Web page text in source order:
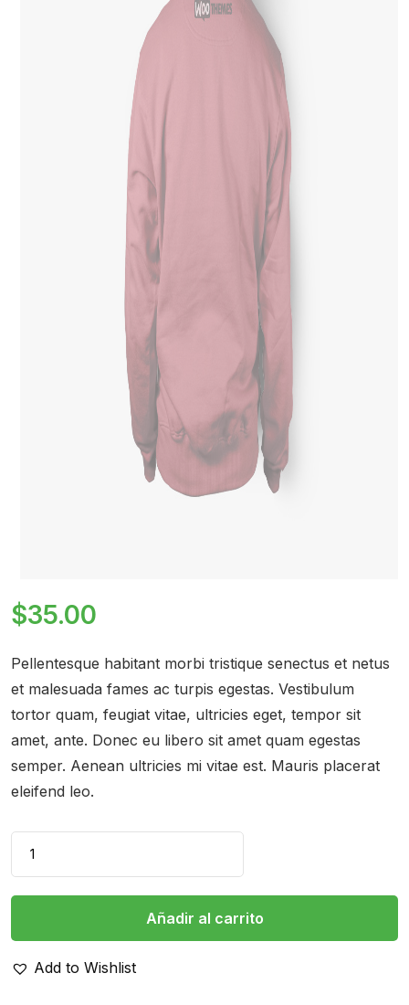
$35.00
Pellentesque habitant morbi tristique senectus et netus
et malesuada fames ac turpis egestas. Vestibulum
tortor quam, feugiat vitae, ultricies eget, tempor sit
amet, ante. Donec eu libero sit amet quam egestas
semper. Aenean ultricies mi vitae est. Mauris placerat
eleifend leo.
cantidad
Añadir al carrito
Add to Wishlist